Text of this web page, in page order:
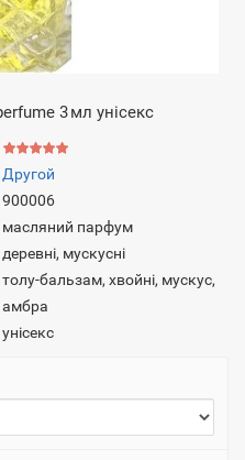
3 мл унісекс
Другой
900006
масляний парфум
деревні, мускусні
толу-бальзам, хвойні, мускус,
амбра
унісекс